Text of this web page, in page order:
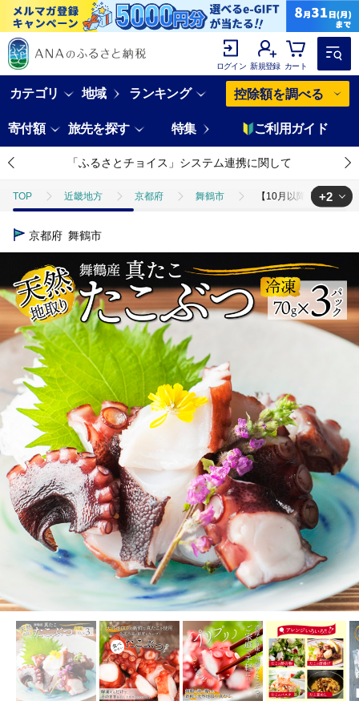
ログイン 新規登録 カート
カテゴリ 地域 ランキング 控除額を調べる
寄付額 旅先を探す 特集 ご利用ガイド
「ふるさとチョイス」システム連携に関して
TOP 近畿地方 京都府 舞鶴市 【10月以降発送】 天
TOP
たこ・いか
+2
京都府 舞鶴市